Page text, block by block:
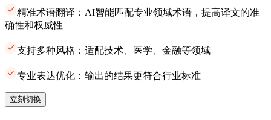
精准术语翻译：AI智能匹配专业领域术语，提高译文的准
确性和权威性
支持多种风格：适配技术、医学、金融等领域
专业表达优化：输出的结果更符合行业标准
立刻切换